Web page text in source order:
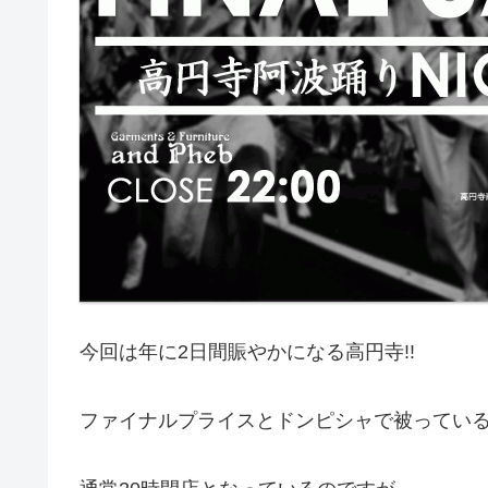
今回は年に2日間賑やかになる高円寺!!
ファイナルプライスとドンピシャで被ってい